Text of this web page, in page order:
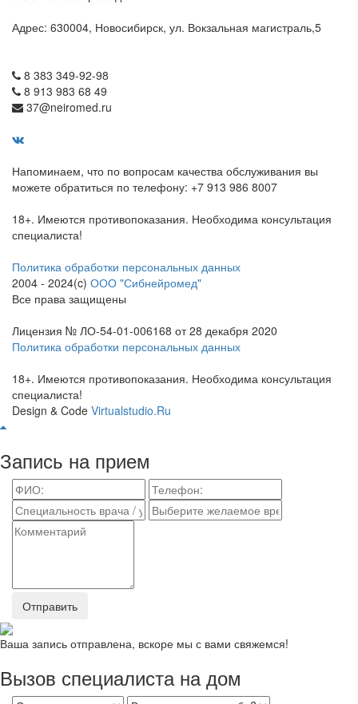
Адрес: 630004, Новосибирск, ул. Вокзальная магистраль,5
8 383 349-92-98
8 913 983 68 49
37@neiromed.ru
Напоминаем, что по вопросам качества обслуживания вы
можете обратиться по телефону: +7 913 986 8007
18+. Имеются противопоказания. Необходима консультация
специалиста!
Политика обработки персональных данных
2004 - 2024(c) ООО "Сибнейромед"
Все права защищены
Лицензия № ЛО-54-01-006168 от 28 декабря 2020
Политика обработки персональных данных
18+. Имеются противопоказания. Необходима консультация
специалиста!
Design & Code Virtualstudio.Ru
Запись на прием
Отправить
Ваша запись отправлена, вскоре мы с вами свяжемся!
Вызов специалиста на дом